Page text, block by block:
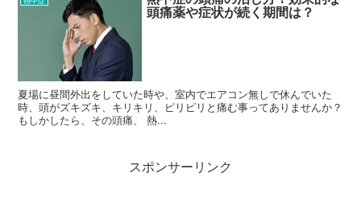
頭痛薬や症状が続く期間は？
夏場に昼間外出をしていた時や、室内でエアコン無しで休んでいた
時、頭がズキズキ、キリキリ、ピリピリと痛む事ってありませんか？
もしかしたら、その頭痛、 熱...
スポンサーリンク